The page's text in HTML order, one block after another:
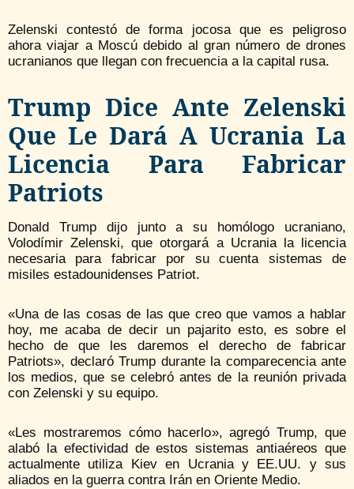
Zelenski contestó de forma jocosa que es peligroso
ahora viajar a Moscú debido al gran número de drones
ucranianos que llegan con frecuencia a la capital rusa.
Trump Dice Ante Zelenski
Que Le Dará A Ucrania La
Licencia Para Fabricar
Patriots
Donald Trump dijo junto a su homólogo ucraniano,
Volodímir Zelenski, que otorgará a Ucrania la licencia
necesaria para fabricar por su cuenta sistemas de
misiles estadounidenses Patriot.
«Una de las cosas de las que creo que vamos a hablar
hoy, me acaba de decir un pajarito esto, es sobre el
hecho de que les daremos el derecho de fabricar
Patriots», declaró Trump durante la comparecencia ante
los medios, que se celebró antes de la reunión privada
con Zelenski y su equipo.
«Les mostraremos cómo hacerlo», agregó Trump, que
alabó la efectividad de estos sistemas antiaéreos que
actualmente utiliza Kiev en Ucrania y EE.UU. y sus
aliados en la guerra contra Irán en Oriente Medio.